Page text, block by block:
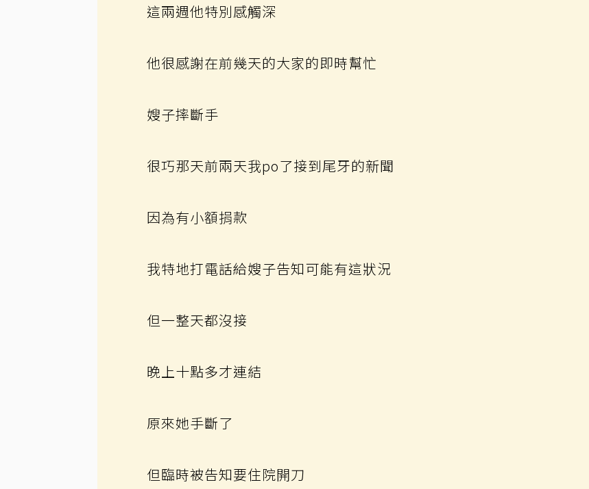
這兩週他特別感觸深
他很感謝在前幾天的大家的即時幫忙
嫂子摔斷手
很巧那天前兩天我po了接到尾牙的新聞
因為有小額捐款
我特地打電話給嫂子告知可能有這狀況
但一整天都沒接
晚上十點多才連結
原來她手斷了
但臨時被告知要住院開刀